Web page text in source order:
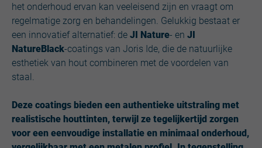
het onderhoud ervan kan veeleisend zijn en vraagt om
regelmatige zorg en behandelingen. Gelukkig bestaat er
een innovatief alternatief: de JI Nature- en JI
NatureBlack-coatings van Joris Ide, die de natuurlijke
esthetiek van hout combineren met de voordelen van
staal.
Deze coatings bieden een authentieke uitstraling met
realistische houttinten, terwijl ze tegelijkertijd zorgen
voor een eenvoudige installatie en minimaal onderhoud,